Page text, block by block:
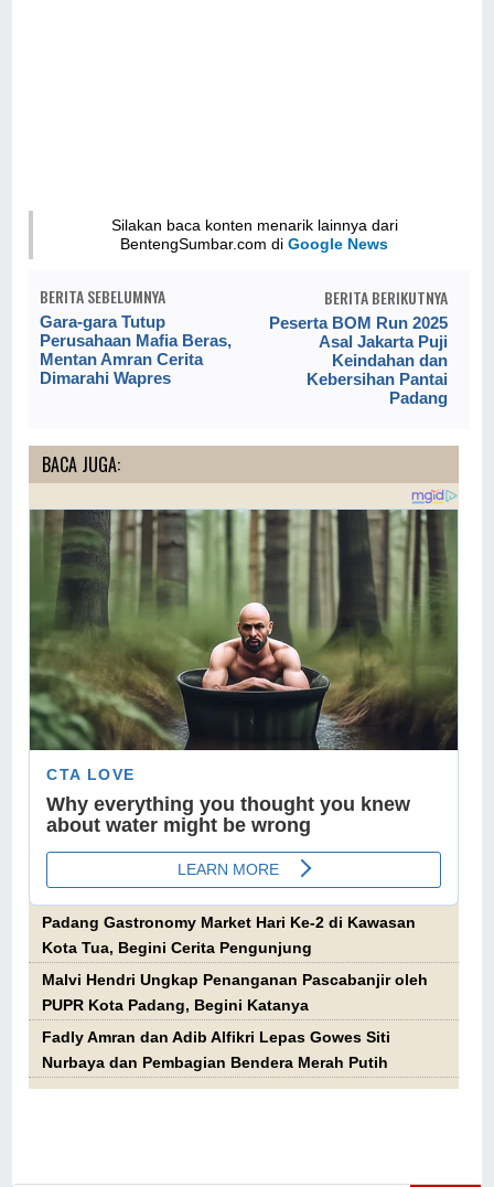
Silakan baca konten menarik lainnya dari
BentengSumbar.com diGoogle News
BERITA SEBELUMNYA
Gara-gara Tutup
Perusahaan Mafia Beras,
Mentan Amran Cerita
Dimarahi Wapres
BERITA BERIKUTNYA
Peserta BOM Run 2025
Asal Jakarta Puji
Keindahan dan
Kebersihan Pantai
Padang
BACA JUGA:
Padang Gastronomy Market Hari Ke-2 di Kawasan
Kota Tua, Begini Cerita Pengunjung
Malvi Hendri Ungkap Penanganan Pascabanjir oleh
PUPR Kota Padang, Begini Katanya
Fadly Amran dan Adib Alfikri Lepas Gowes Siti
Nurbaya dan Pembagian Bendera Merah Putih